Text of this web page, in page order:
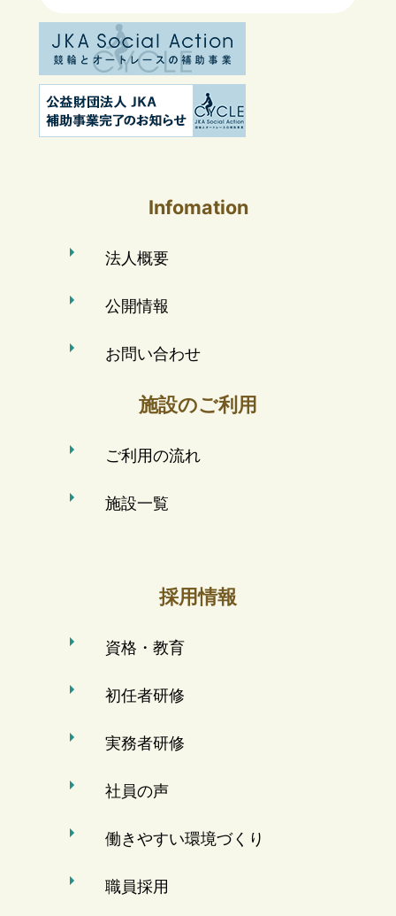
Infomation
法人概要
公開情報
お問い合わせ
施設のご利用
ご利用の流れ
施設一覧
採用情報
資格・教育
初任者研修
実務者研修
社員の声
働きやすい環境づくり
職員採用